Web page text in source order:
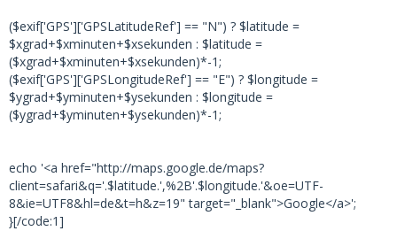
($exif['GPS']['GPSLatitudeRef'] == "N") ? $latitude =
$xgrad+$xminuten+$xsekunden : $latitude =
($xgrad+$xminuten+$xsekunden)*-1;
($exif['GPS']['GPSLongitudeRef'] == "E") ? $longitude =
$ygrad+$yminuten+$ysekunden : $longitude =
($ygrad+$yminuten+$ysekunden)*-1;
echo '<a href="http://maps.google.de/maps?
client=safari&q='.$latitude.',%2B'.$longitude.'&oe=UTF-
8&ie=UTF8&hl=de&t=h&z=19" target="_blank">Google</a>';
}[/code:1]